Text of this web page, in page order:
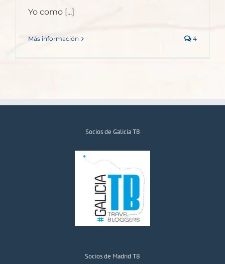
Yo como [...]
Más información 4
Socios de Galicia TB
Socios de Madrid TB